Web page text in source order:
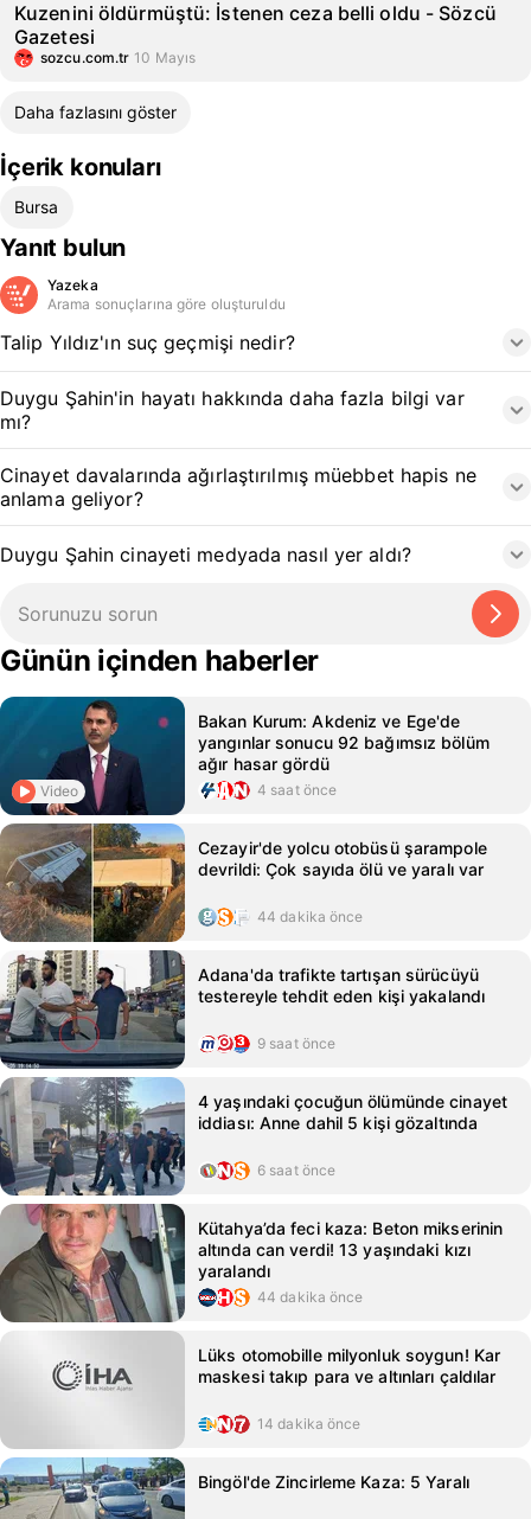
Kuzenini öldürmüştü: İstenen ceza belli oldu - Sözcü
Gazetesi
sozcu.com.tr 10 Mayıs
Daha fazlasını göster
İçerik konuları
Bursa
Yanıt bulun
Yazeka
Arama sonuçlarına göre oluşturuldu
Talip Yıldız'ın suç geçmişi nedir?
Duygu Şahin'in hayatı hakkında daha fazla bilgi var
mı?
Cinayet davalarında ağırlaştırılmış müebbet hapis ne
anlama geliyor?
Duygu Şahin cinayeti medyada nasıl yer aldı?
Günün içinden haberler
Video
Bakan Kurum: Akdeniz ve Ege'de
yangınlar sonucu 92 bağımsız bölüm
ağır hasar gördü
4 saat önce
Cezayir'de yolcu otobüsü şarampole
devrildi: Çok sayıda ölü ve yaralı var
44 dakika önce
Adana'da trafikte tartışan sürücüyü
testereyle tehdit eden kişi yakalandı
9 saat önce
4 yaşındaki çocuğun ölümünde cinayet
iddiası: Anne dahil 5 kişi gözaltında
6 saat önce
Kütahya’da feci kaza: Beton mikserinin
altında can verdi! 13 yaşındaki kızı
yaralandı
44 dakika önce
Lüks otomobille milyonluk soygun! Kar
maskesi takıp para ve altınları çaldılar
14 dakika önce
Bingöl'de Zincirleme Kaza: 5 Yaralı